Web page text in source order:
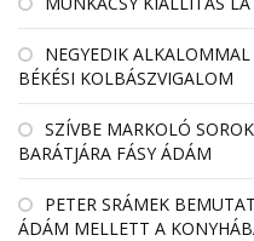
NEGYEDIK
BÉKÉSI KOLBÁSZVIGALOM
SZÍVBE MARKOLÓ
BARÁTJÁRA FÁSY ÁDÁM
PETER SRÁMEK
ÁDÁM MELLETT A